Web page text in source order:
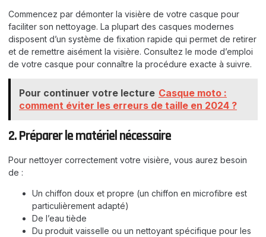
Commencez par démonter la visière de votre casque pour
faciliter son nettoyage. La plupart des casques modernes
disposent d’un système de fixation rapide qui permet de retirer
et de remettre aisément la visière. Consultez le mode d’emploi
de votre casque pour connaître la procédure exacte à suivre.
Pour continuer votre lecture Casque moto :
comment éviter les erreurs de taille en 2024 ?
2. Préparer le matériel nécessaire
Pour nettoyer correctement votre visière, vous aurez besoin
de :
Un chiffon doux et propre (un chiffon en microfibre est
particulièrement adapté)
De l’eau tiède
Du produit vaisselle ou un nettoyant spécifique pour les